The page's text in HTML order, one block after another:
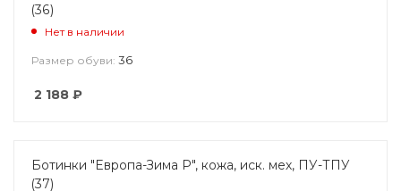
(36)
Нет в наличии
Размер обуви: 36
2 188 ₽
Ботинки "Европа-Зима Р", кожа, иск. мех, ПУ-ТПУ
(37)